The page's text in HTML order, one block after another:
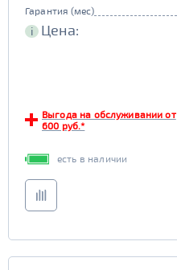
Гарантия (мес)
i Цена:
Выгода на обслуживании от
600 руб.*
есть в наличии